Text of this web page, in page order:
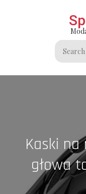
Search
for:
Kaski na
głowa